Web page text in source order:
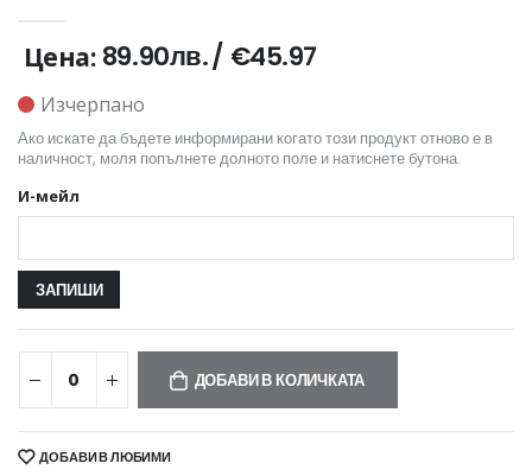
Цена: 89.90лв./ €45.97
Изчерпано
Ако искате да бъдете информирани когато този продукт отново е в
наличност, моля попълнете долното поле и натиснете бутона.
И-мейл
ДОБАВИ В КОЛИЧКАТА
ДОБАВИ В ЛЮБИМИ